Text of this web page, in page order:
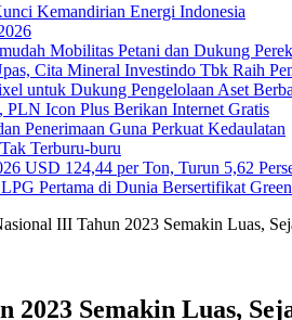
Kemandirian Energi Indonesia
Mobilitas Petani dan Dukung
Cita Mineral Investindo Tbk Raih
untuk Dukung Pengelolaan Aset
Icon Plus Berikan Internet Gratis
Penerimaan Guna Perkuat Kedaulatan
Terburu-buru
USD 124,44 per Ton, Turun 5,62
Pertama di Dunia Bersertifikat
III Tahun 2023 Semakin Luas,
Semakin Luas,